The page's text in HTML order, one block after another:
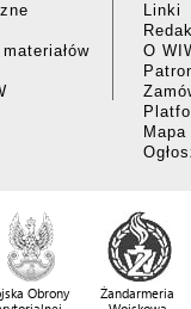
Linki
O
Obrony
Żandarmeria